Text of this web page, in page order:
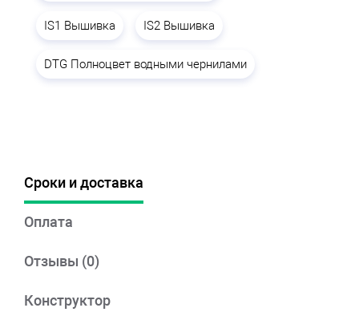
IS1 Вышивка IS2 Вышивка
DTG Полноцвет водными чернилами
Сроки и доставка
Оплата
Отзывы (0)
Конструктор